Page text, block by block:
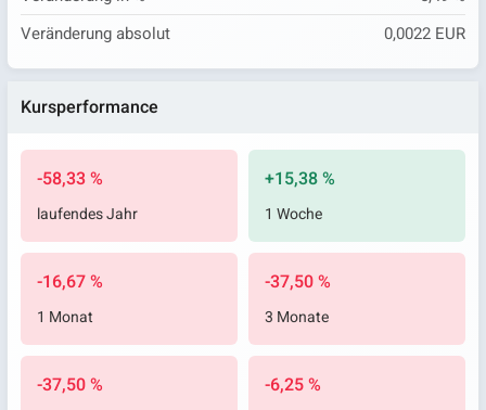
Veränderung absolut
0,0022 EUR
Kursperformance
-58,33 %
laufendes Jahr
+15,38 %
1 Woche
-16,67 %
1 Monat
-37,50 %
3 Monate
-37,50 % -6,25 %